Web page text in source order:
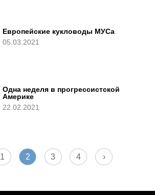
Европейские кукловоды МУСа
05.03.2021
Одна неделя в прогрессистской
Америке
22.02.2021
1 2 3 4 ›